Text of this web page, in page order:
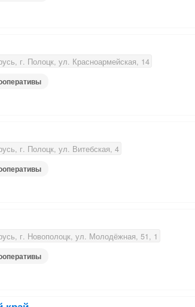
г. Полоцк, ул. Красноармейская, 14
г. Полоцк, ул. Витебская, 4
г. Новополоцк, ул. Молодёжная, 51, 1